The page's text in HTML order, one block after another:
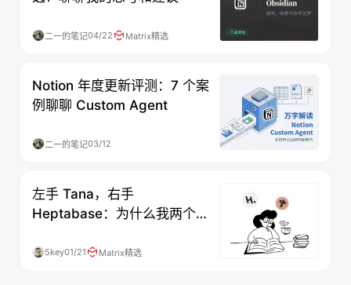
二一的笔记04/22 Matrix精选
Notion 年度更新评测：7 个案
例聊聊 Custom Agent
二一的笔记03/12
左手 Tana，右手
Heptabase：为什么我两个都
5key01/21 Matrix精选